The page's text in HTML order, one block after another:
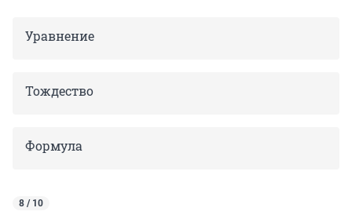
Уравнение
Тождество
Формула
8 / 10